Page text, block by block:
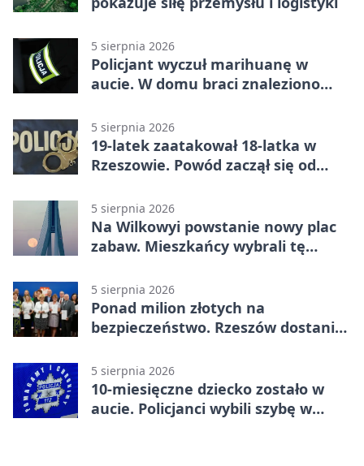
5 sierpnia 2026
Policjant wyczuł marihuanę w
aucie. W domu braci znaleziono
5 sierpnia 2026
19-latek zaatakował 18-latka w
Rzeszowie. Powód zaczął się od
5 sierpnia 2026
Na Wilkowyi powstanie nowy plac
zabaw. Mieszkańcy wybrali tę
5 sierpnia 2026
Ponad milion złotych na
bezpieczeństwo. Rzeszów dostanie
5 sierpnia 2026
10-miesięczne dziecko zostało w
aucie. Policjanci wybili szybę w